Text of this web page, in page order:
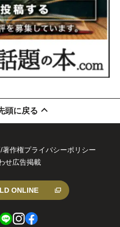
頭に戻る
著作権プライバシーポリシー
せ広告掲載
ONLINE